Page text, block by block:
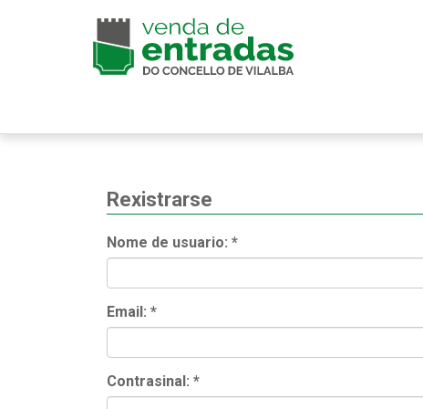
Rexistrarse
Nome de usuario: *
Email: *
Contrasinal: *